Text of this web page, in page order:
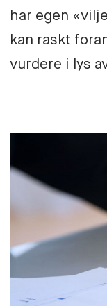
har egen
kan raskt
vurdere i lys